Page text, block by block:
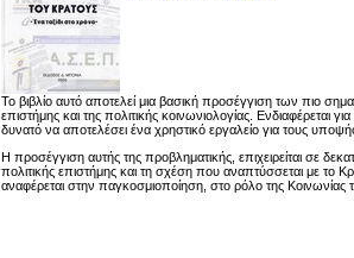
Το βιβλίο αυτό αποτελεί μια βασική προσέγγιση των πιο
επιστήμης και της πολιτικής κοινωνιολογίας. Ενδιαφέρεται
δυνατό να αποτελέσει ένα χρηστικό εργαλείο για τους
Η προσέγγιση αυτής της προβληματικής, επιχειρείται σε
πολιτικής επιστήμης και τη σχέση που αναπτύσσεται με
αναφέρεται στην παγκοσμιοποίηση, στο ρόλο της Κοινωνίας